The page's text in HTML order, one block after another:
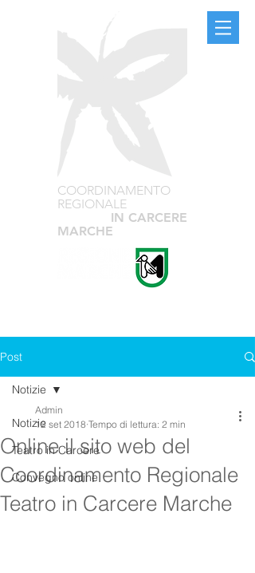
COORDINAMENTO
REGIONALE
IN CARCERE
MARCHE
Post
Notizie
Teatro in Carcere
Convegno online
Notizie
Online il sito web del
Coordinamento Regionale
Teatro in Carcere Marche
Admin
12 set 2018 Tempo di lettura: 2 min